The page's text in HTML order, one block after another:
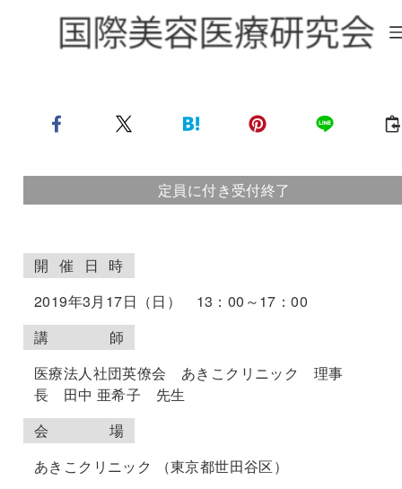
定員に付き受付終了
開 催 日
時
2019年3月17日（日） 13：00～17：00
講
師
医療法人社団英僚会 あきこクリニック 理事
長 田中 亜希子 先生
会
場
あきこクリニック （東京都世田谷区）